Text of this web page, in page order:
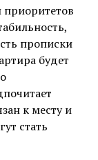
прописки
будет
к месту и
стать